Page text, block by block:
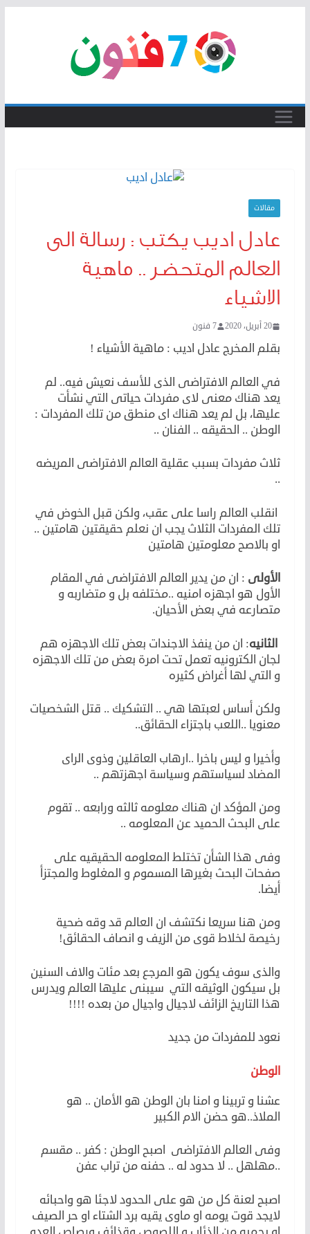
مقالات
عادل اديب يكتب : رسالة الى
العالم المتحضر .. ماهية
الاشياء
20 أبريل، 2020 7 فنون
بقلم المخرج عادل اديب : ماهية الأشياء !
في العالم الافتراضى الذى للأسف نعيش فيه.. لم
يعد هناك معنى لاى مفردات حياتى التي نشأت
عليها، بل لم يعد هناك اى منطق من تلك المفردات :
الوطن .. الحقيقه .. الفنان ..
ثلاث مفردات بسبب عقلية العالم الافتراضى المريضه
..
انقلب العالم راسا على عقب، ولكن قبل الخوض في
تلك المفردات الثلاث يجب ان نعلم حقيقتين هامتين ..
او بالاصح معلومتين هامتين
الأولى : ان من يدير العالم الافتراضى في المقام
الأول هو اجهزه امنيه ..مختلفه بل و متضاربه و
متصارعه في بعض الأحيان.
الثانيه: ان من ينفذ الاجندات بعض تلك الاجهزه هم
لجان الكترونيه تعمل تحت امرة بعض من تلك الاجهزه
و التي لها أغراض كثيره
ولكن أساس لعبتها هي .. التشكيك .. قتل الشخصيات
معنويا ..اللعب باجتزاء الحقائق..
وأخيرا و ليس باخرا ..ارهاب العاقلين وذوى الراى
المضاد لسياستهم وسياسة اجهزتهم ..
ومن المؤكد ان هناك معلومه ثالثه ورابعه .. تقوم
على البحث الحميد عن المعلومه ..
وفى هذا الشأن تختلط المعلومه الحقيقيه على
صفحات البحث بغيرها المسموم و المغلوط والمجتزأ
أيضا.
ومن هنا سريعا نكتشف ان العالم قد وقه ضحية
رخيصة لخلاط قوى من الزيف و انصاف الحقائق!
والذى سوف يكون هو المرجع بعد مئات والاف السنين
بل سيكون الوثيقه التي سيبنى عليها العالم ويدرس
هذا التاريخ الزائف لاجيال واجيال من بعده !!!!
نعود للمفردات من جديد
الوطن
عشنا و تربينا و امنا بان الوطن هو الأمان .. هو
الملاذ..هو حضن الام الكبير
وفى العالم الافتراضى اصبح الوطن : كفر .. مقسم
..مهلهل .. لا حدود له .. حفنه من تراب عفن
اصبح لعنة كل من هو على الحدود لاجئا هو واحبائه
لايجد قوت يومه او ماوى يقيه برد الشتاء او حر الصيف